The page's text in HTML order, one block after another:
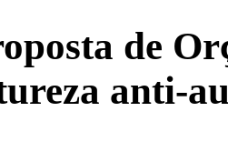
de
anti-